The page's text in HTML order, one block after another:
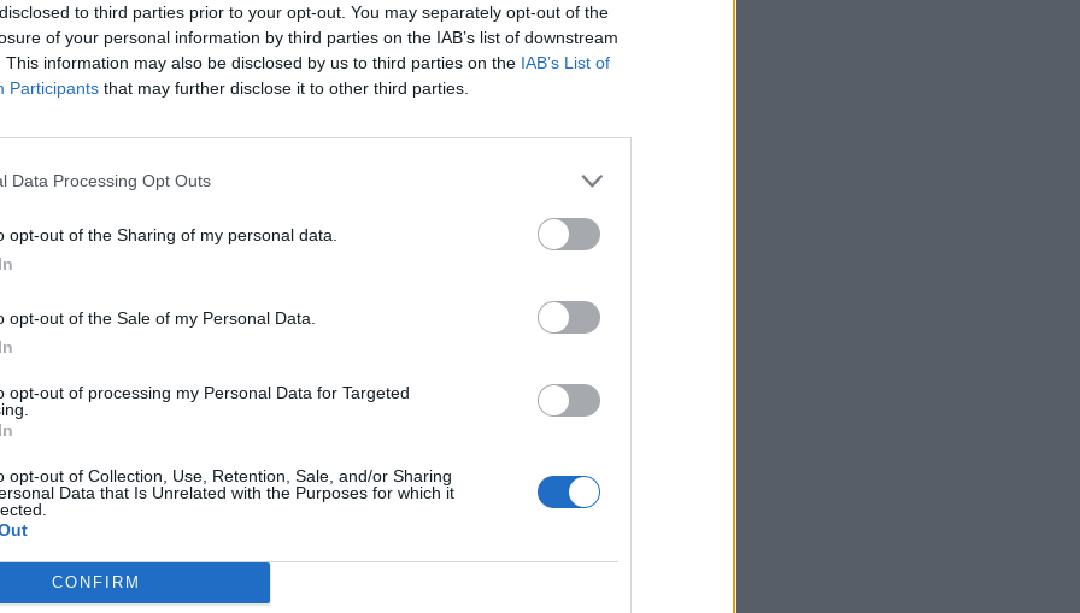
to third parties prior to your opt-out. You may separately opt-out of the
of your personal information by third parties on the IAB’s list of downstream
This information may also be disclosed by us to third parties on the IAB’s List of
Participants that may further disclose it to other third parties.
Data Processing Opt Outs
opt-out of the Sharing of my personal data.
opt-out of the Sale of my Personal Data.
opt-out of processing my Personal Data for Targeted
opt-out of Collection, Use, Retention, Sale, and/or Sharing
Data that Is Unrelated with the Purposes for which it
CONFIRM
osoituksen
Kaskis sai tänä vuonna
mukaan Erik Mansikan
raaka-aineita ja